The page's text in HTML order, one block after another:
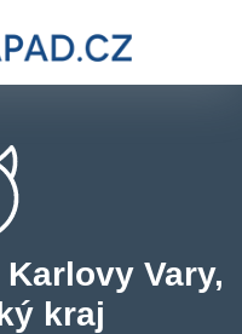
Vary,
kraj